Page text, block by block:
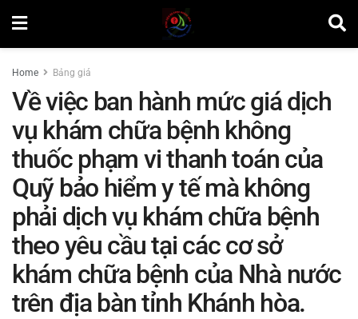
Home Bảng giá
Về việc ban hành mức giá dịch
vụ khám chữa bệnh không
thuốc phạm vi thanh toán của
Quỹ bảo hiểm y tế mà không
phải dịch vụ khám chữa bệnh
theo yêu cầu tại các cơ sở
khám chữa bệnh của Nhà nước
trên địa bàn tỉnh Khánh hòa.